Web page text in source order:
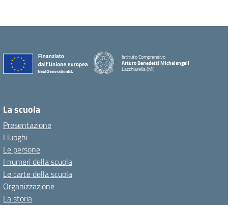
Istituto Comprensivo
Arturo Benedetti Michelangeli
Lacchiarella (MI)
La scuola
Presentazione
I luoghi
Le persone
I numeri della scuola
Le carte della scuola
Organizzazione
La storia